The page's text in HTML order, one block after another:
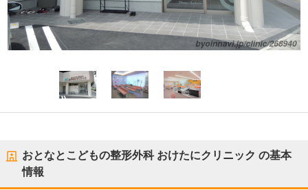
おとなとこどもの整形外科 おけたにクリニック の基本
情報